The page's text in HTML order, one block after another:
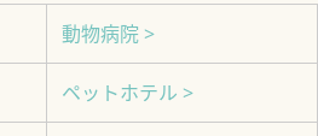
動物病院 >
ペットホテル >